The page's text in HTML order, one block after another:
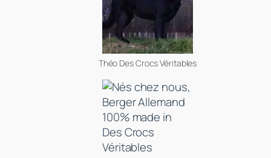
Théo Des Crocs Véritables